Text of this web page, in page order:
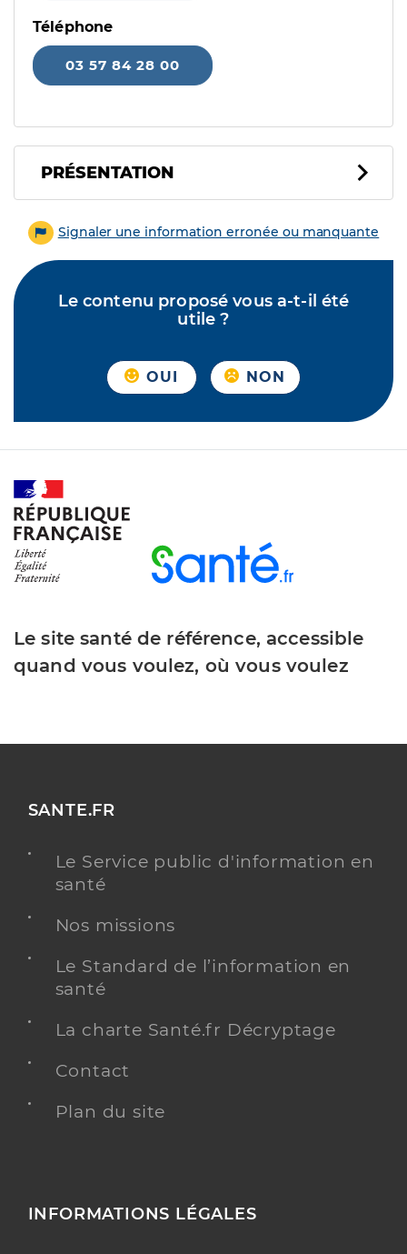
Téléphone
03 57 84 28 00
PRÉSENTATION
Signaler une information erronée ou manquante
Le contenu proposé vous a-t-il été
utile ?
OUI NON
Le site santé de référence, accessible
quand vous voulez, où vous voulez
SANTE.FR
Le Service public d'information en
santé
Nos missions
Le Standard de l’information en
santé
La charte Santé.fr Décryptage
Contact
Plan du site
INFORMATIONS LÉGALES